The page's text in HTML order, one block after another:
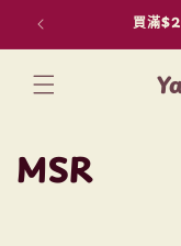
跳至內容 買滿
商
MSR